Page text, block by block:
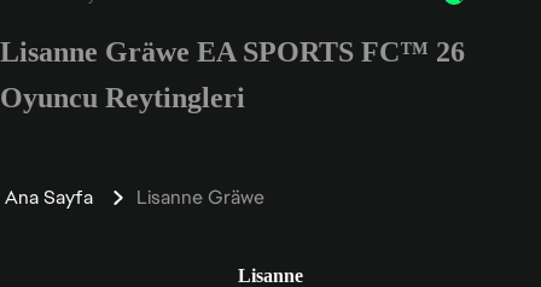
Enter a minimum of 3 characters or numbers
Lisanne Gräwe EA SPORTS FC™ 26
Oyuncu Reytingleri
Ana Sayfa Lisanne Gräwe
Lisanne